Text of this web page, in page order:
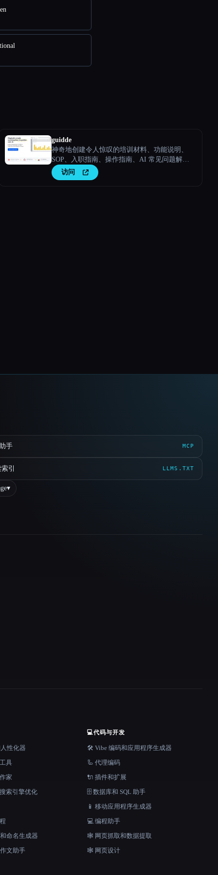
guidde
神奇地创建令人惊叹的培训材料、功能说明、
SOP、入职指南、操作指南、AI 常见问题解
答。访问
手 MCP
引 LLMS.TXT
▾
性化器
具
家
索引擎优化
命名生成器
文助手
💻代码与开发
🛠️ Vibe 编码和应用程序生成器
🦾 代理编码
🔌 插件和扩展
🗄️ 数据库和 SQL 助手
📱 移动应用程序生成器
💻 编程助手
🕸️ 网页抓取和数据提取
🕸 网页设计